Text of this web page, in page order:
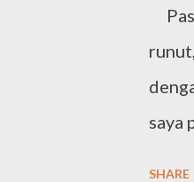
saya
SHARE